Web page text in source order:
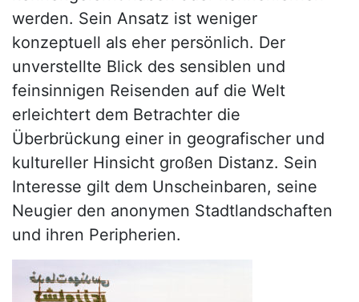
werden. Sein Ansatz ist weniger
konzeptuell als eher persönlich. Der
unverstellte Blick des sensiblen und
feinsinnigen Reisenden auf die Welt
erleichtert dem Betrachter die
Überbrückung einer in geografischer und
kultureller Hinsicht großen Distanz. Sein
Interesse gilt dem Unscheinbaren, seine
Neugier den anonymen Stadtlandschaften
und ihren Peripherien.